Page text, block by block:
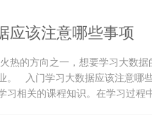
应该注意哪些事项
热的方向之一，想要学习大数
。 入门学习大数据应该注意
习相关的课程知识。在学习过